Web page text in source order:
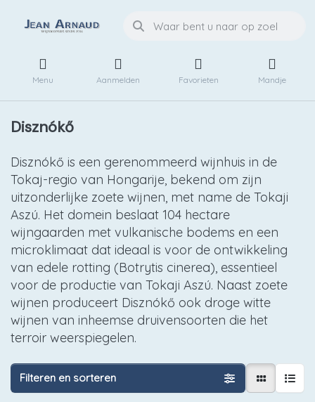
Menu Aanmelden Favorieten Mandje
Disznókő
Disznókő is een gerenommeerd wijnhuis in de
Tokaj-regio van Hongarije, bekend om zijn
uitzonderlijke zoete wijnen, met name de Tokaji
Aszú. Het domein beslaat 104 hectare
wijngaarden met vulkanische bodems en een
microklimaat dat ideaal is voor de ontwikkeling
van edele rotting (Botrytis cinerea), essentieel
voor de productie van Tokaji Aszú. Naast zoete
wijnen produceert Disznókő ook droge witte
wijnen van inheemse druivensoorten die het
terroir weerspiegelen.
Filteren en sorteren